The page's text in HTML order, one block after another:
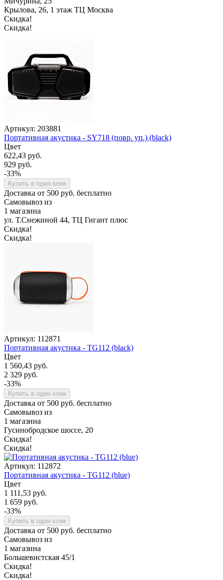
Крылова, 26, 1 этаж ТЦ Москва
Скидка!
Скидка!
Артикул: 203881
Портативная акустика - SY718 (повр. уп.) (black)
Цвет
622,43 руб.
929 руб.
-33%
Купить в один клик
Доставка от 500 руб. бесплатно
Самовывоз из
1 магазина
ул. Т.Снежиной 44, ТЦ Гигант плюс
Скидка!
Скидка!
Артикул: 112871
Портативная акустика - TG112 (black)
Цвет
1 560,43 руб.
2 329 руб.
-33%
Купить в один клик
Доставка от 500 руб. бесплатно
Самовывоз из
1 магазина
Гусинобродское шоссе, 20
Скидка!
Скидка!
Артикул: 112872
Портативная акустика - TG112 (blue)
Цвет
1 111,53 руб.
1 659 руб.
-33%
Купить в один клик
Доставка от 500 руб. бесплатно
Самовывоз из
1 магазина
Большевистская 45/1
Скидка!
Скидка!